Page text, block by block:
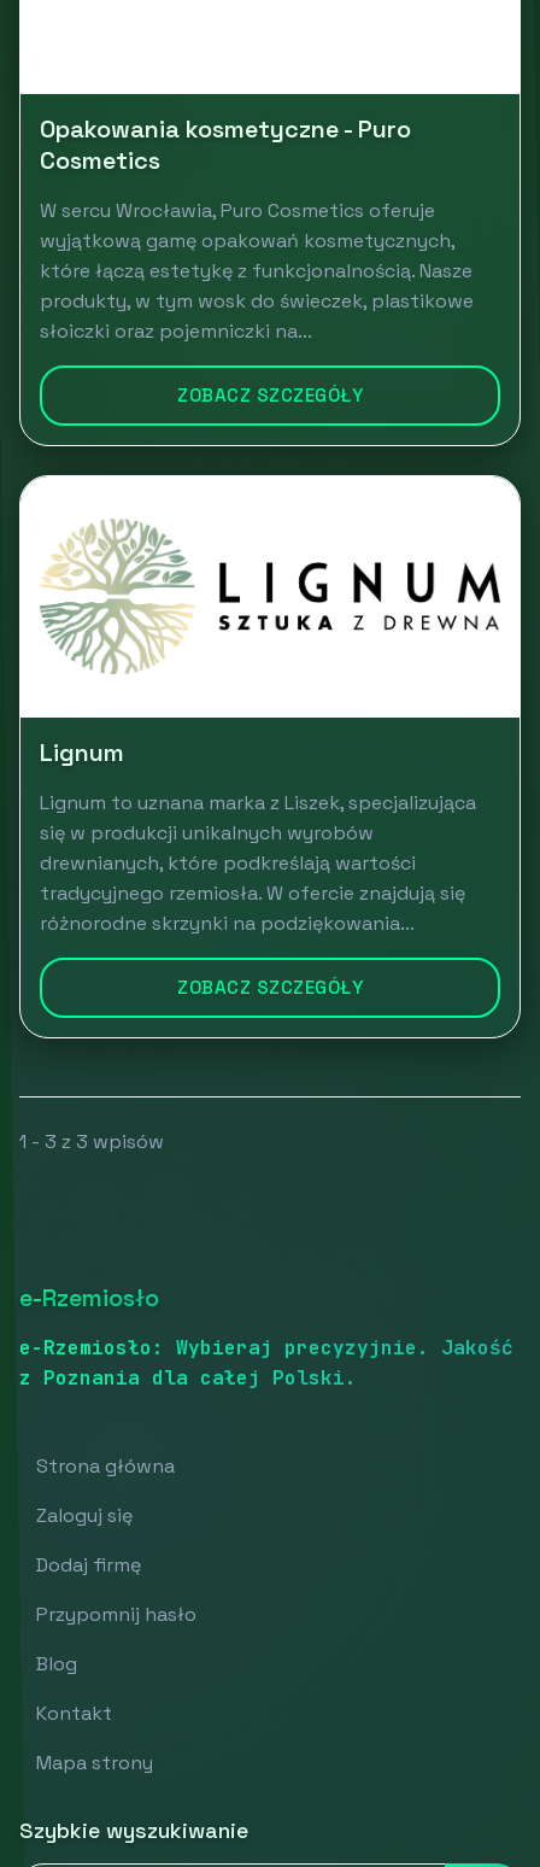
Opakowania kosmetyczne - Puro
Cosmetics
W sercu Wrocławia, Puro Cosmetics oferuje
wyjątkową gamę opakowań kosmetycznych,
które łączą estetykę z funkcjonalnością. Nasze
produkty, w tym wosk do świeczek, plastikowe
słoiczki oraz pojemniczki na...
ZOBACZ SZCZEGÓŁY
Lignum
Lignum to uznana marka z Liszek, specjalizująca
się w produkcji unikalnych wyrobów
drewnianych, które podkreślają wartości
tradycyjnego rzemiosła. W ofercie znajdują się
różnorodne skrzynki na podziękowania...
ZOBACZ SZCZEGÓŁY
1 - 3 z 3 wpisów
e-Rzemiosło
e-Rzemiosło: Wybieraj precyzyjnie. Jakość
z Poznania dla całej Polski.
Strona główna
Zaloguj się
Dodaj firmę
Przypomnij hasło
Blog
Kontakt
Mapa strony
Szybkie wyszukiwanie